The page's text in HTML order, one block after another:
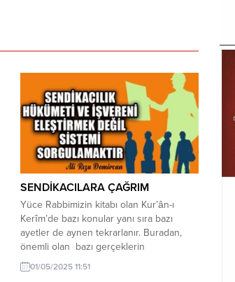
SENDİKACILARA ÇAĞRIM
Yüce Rabbimizin kitabı olan Kur’ân-ı
Kerîm’de bazı konular yanı sıra bazı
ayetler de aynen tekrarlanır. Buradan,
önemli olan bazı gerçeklerin
tekrarlanması gereğini anlayabiliriz. Her
yıl Aralık ayında asgari ücret tartışmaları
01/05/2025 11:51